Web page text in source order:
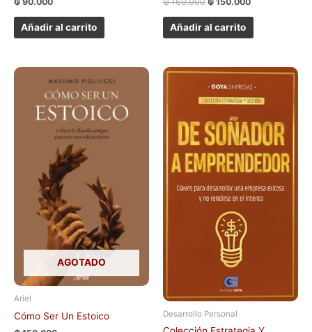
Añadir al carrito Añadir al carrito
AGOTADO
Ariel
Cómo Ser Un Estoico Desarrollo Personal